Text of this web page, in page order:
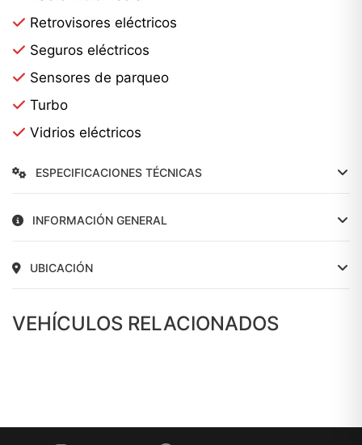
Retrovisores eléctricos
Seguros eléctricos
Sensores de parqueo
Turbo
Vidrios eléctricos
ESPECIFICACIONES TÉCNICAS
INFORMACIÓN GENERAL
UBICACIÓN
VEHÍCULOS RELACIONADOS